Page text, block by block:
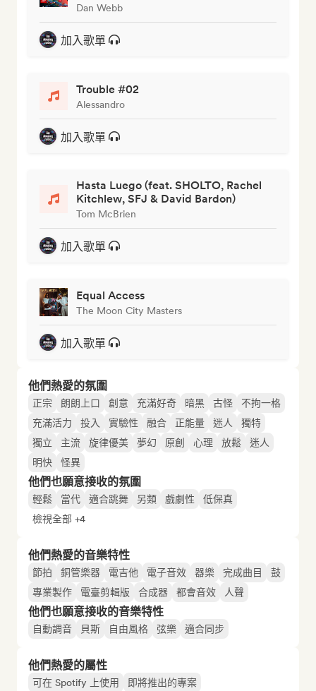
Dan Webb
加入歌單
Trouble #02
Alessandro
加入歌單
Hasta Luego (feat. SHOLTO, Rachel
Kitchlew, SFJ & David Bardon)
Tom McBrien
加入歌單
Equal Access
The Moon City Masters
加入歌單
他們熱愛的氛圍
正宗 朗朗上口 創意 充滿好奇 暗黑 古怪
不拘一格
充滿活力
投入 實驗性 融合 正能量 迷人
獨特
獨立
主流 旋律優美 夢幻 原創 心理 放鬆
迷人
明快
怪異
他們也願意接收的氛圍
輕鬆 當代 適合跳舞 另類 戲劇性
低保真
檢視全部 +4
他們熱愛的音樂特性
節拍 銅管樂器 電吉他 電子音效 器樂 完成曲目
鼓
專業製作
電臺剪輯版 合成器 都會音效 人聲
他們也願意接收的音樂特性
自動調音 貝斯 自由風格 弦樂 適合同步
他們熱愛的屬性
可在 Spotify 上使用 即將推出的專案